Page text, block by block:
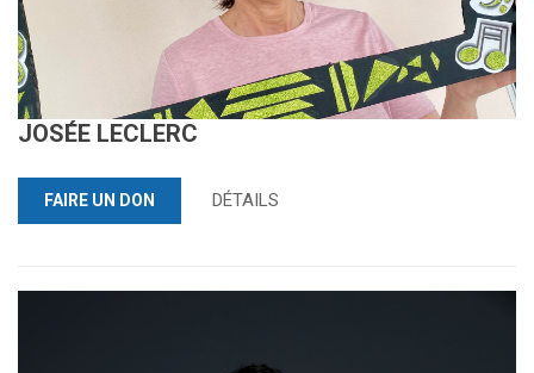
JOSÉE LECLERC
FAIRE UN DON DÉTAILS